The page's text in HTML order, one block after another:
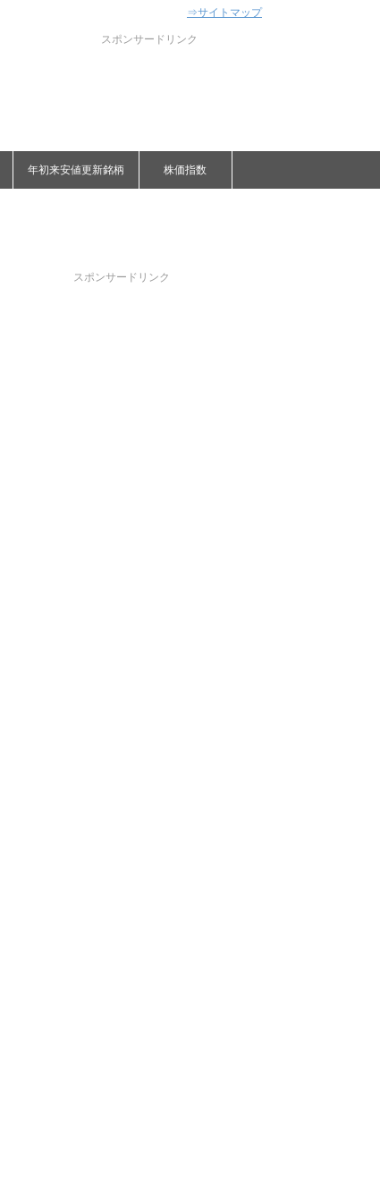
スポンサードリンク
年初来安値更新銘柄 株価指数
スポンサードリンク
⇒サイトマップ